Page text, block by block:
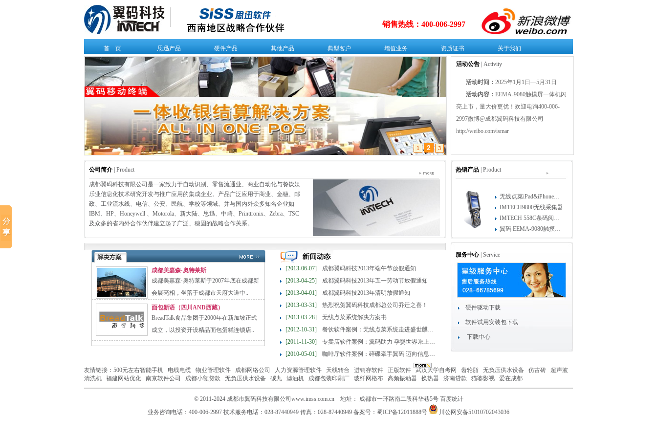
销售热线： 400-006-2997
首 页 思迅产品 硬件产品 其他产品 典型客户 增值业务 资质证书 关于我们
1 2 3
活动公告 | Activity
活动时间： 2025年1月1日—5月31日
活动内容： EEMA-9080触摸屏一体机闪
亮上市，量大价更优！欢迎电询400-006-
2997微博@成都翼码科技有限公司
http://weibo.com/ismar
公司简介 | Product
成都翼码科技有限公司是一家致力于自动识别、零售流通业、商业自动化与餐饮娱
乐业信息化技术研究开发与推广应用的集成企业。产品广泛应用于商业、金融、邮
政、工业流水线、电信、公安、民航、学校等领域。并与国内外众多知名企业如
IBM、HP、Honeywell 、Motorola、新大陆、思迅、中崎、Printtronix、Zebra、TSC
及众多的省内外合作伙伴建立起了广泛、稳固的战略合作关系。
成都美嘉森·奥特莱斯
成都美嘉森·奥特莱斯于2007年底在成都新
会展亮相，坐落于成都市天府大道中..
面包新语（四川AND西藏）
BreadTalk食品集团于2000年在新加坡正式
成立，以投资开设精品面包蛋糕连锁店..
[2013-06-07]
成都翼码科技2013年端午节放假通知
[2013-04-25]
成都翼码科技2013年五一劳动节放假通知
[2013-04-01]
成都翼码科技2013年清明放假通知
[2013-03-31]
热烈祝贺翼码科技成都总公司乔迁之喜！
[2013-03-28]
无线点菜系统解决方案书
[2012-10-31]
餐饮软件案例：无线点菜系统走进盛世麒麟餐饮
[2011-11-30]
专卖店软件案例：翼码助力 孕婴世界乘上高效管
[2010-05-01]
咖啡厅软件案例：碎碟牵手翼码 迈向信息化管理
热销产品 | Product
无线点菜iPad&iPhone&iTouch版
IMTECH9800无线采集器
IMTECH 558C条码阅读器
翼码 EEMA-9080触摸屏终端
服务中心| Service
硬件驱动下载
软件试用安装包下载
下载中心
友情链接： 500元左右智能手机 电线电缆 物业管理软件 成都网络公司 人力资源管理软件 天线转台 进销存软件 正版软件 武汉大学自考网 齿轮脂 无负压供水设备 仿古砖
超声波
清洗机
福建网站优化 南京软件公司 成都小额贷款 无负压供水设备 碳九 滤油机 成都包装印刷厂 玻纤网格布 高频振动器 换热器 济南贷款 猫婆影视 爱在成都
© 2011-2024 成都市翼码科技有限公司www.imss.com.cn地址： 成都市一环路南二段科华巷5号 百度统计
业务咨询电话：400-006-2997 技术服务电话：028-87440949 传真：028-87440949 备案号： 蜀ICP备12011888号 川公网安备51010702043036